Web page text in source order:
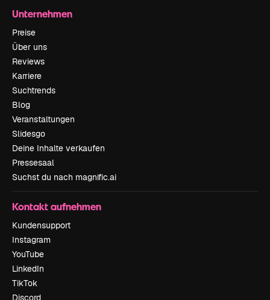
Unternehmen
Preise
Über uns
Reviews
Karriere
Suchtrends
Blog
Veranstaltungen
Slidesgo
Deine Inhalte verkaufen
Pressesaal
Suchst du nach magnific.ai
Kontakt aufnehmen
Kundensupport
Instagram
YouTube
LinkedIn
TikTok
Discord